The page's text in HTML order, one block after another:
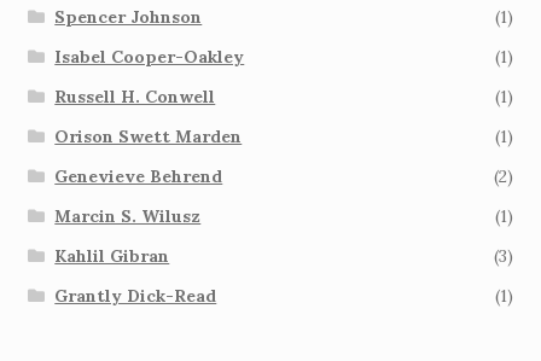
Spencer Johnson
(1)
Isabel Cooper-Oakley
(1)
Russell H. Conwell
(1)
Orison Swett Marden
(1)
Genevieve Behrend
(2)
Marcin S. Wilusz
(1)
Kahlil Gibran
(3)
Grantly Dick-Read
(1)